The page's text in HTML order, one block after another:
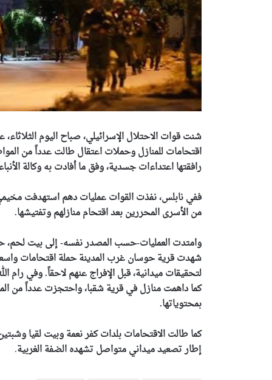
شنت قوات الاحتلال الإسرائيلي، صباح اليوم
اقتحامات للمنازل وحملات اعتقال طالت عدداً من
رافقتها اعتداءات جسدية، وفق ما أفادت به وكالة
ففي نابلس، نفذت القوات عمليات دهم استهدفت
من الأسرى المحررين بعد اقتحام منازلهم وتفتيشها.
وامتدت العمليات-حسب المصدر نفسه- إلى بيت
لتحقيقات ميدانية، قبل الإفراج عنهم لاحقاً.وفي رام
كما داهمت منازل في قرية شقبا، واحتجزت عدداً من
بمحتوياتها.
كما طالت الاقتحامات بلدات كفر نعمة وبيت لقيا
إطار تصعيد ميداني متواصل تشهده الضفة الغربية.